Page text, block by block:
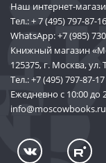
Наш интернет-
Тел.:+ 7 (495) 797-87-16
WhatsApp:+7 (985)
Книжный магазин
125375, г. Москва, ул.
Тел.:+7 (495) 797-87-17
Ежедневно с 10:00 до
info@moscowbooks.ru